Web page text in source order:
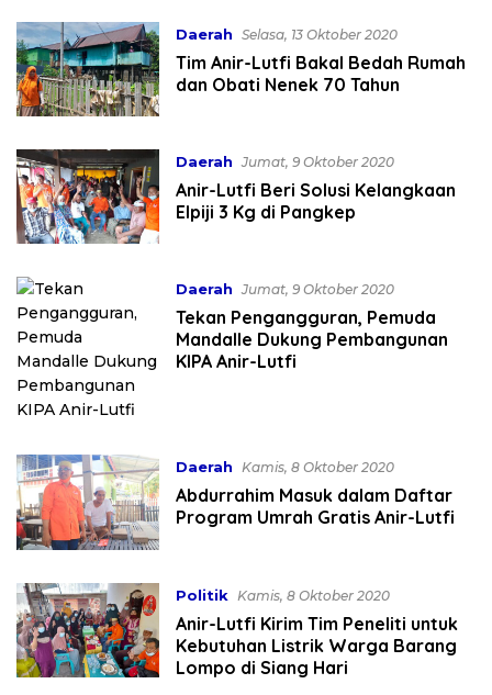
Daerah Selasa, 13 Oktober 2020
Tim Anir-Lutfi Bakal Bedah Rumah
dan Obati Nenek 70 Tahun
Daerah Jumat, 9 Oktober 2020
Anir-Lutfi Beri Solusi Kelangkaan
Elpiji 3 Kg di Pangkep
Daerah Jumat, 9 Oktober 2020
Tekan Pengangguran, Pemuda
Mandalle Dukung Pembangunan
KIPA Anir-Lutfi
Daerah Kamis, 8 Oktober 2020
Abdurrahim Masuk dalam Daftar
Program Umrah Gratis Anir-Lutfi
Politik Kamis, 8 Oktober 2020
Anir-Lutfi Kirim Tim Peneliti untuk
Kebutuhan Listrik Warga Barang
Lompo di Siang Hari